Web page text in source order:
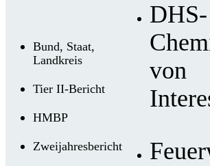
Bund, Staat,
Landkreis
Tier II-Bericht
HMBP
Zweijahresbericht
DHS-
von